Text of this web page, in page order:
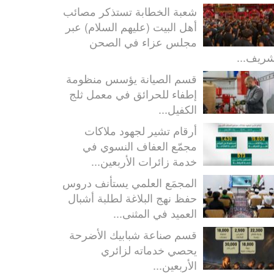
شعبة الخطابة تستذكر مصائب
أهل البيت (عليهم السلام) عبر
مجلس عزاء في الصحن
قسم الصيانة يؤسس منظومة
إطفاء للحرائق في معمل ثلج
الكفيل...
أرقام تشير لجهود ملاكات
مجمّع العفاف النسوي في
خدمة زائرات الأربعين...
المجمَع العلمي يستأنف دروس
حفظ نهج البلاغة لطلبة أشبال
العميد في المثنى...
قسم صناعة شبابيك الأضرحة
يحصي خدماته لزائري
الأربعين...